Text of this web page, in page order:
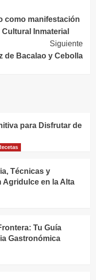
como manifestación
Inmaterial
Siguiente
de Bacalao y Cebolla
para Disfrutar de
Técnicas y
en la Alta
Tu Guía
Gastronómica